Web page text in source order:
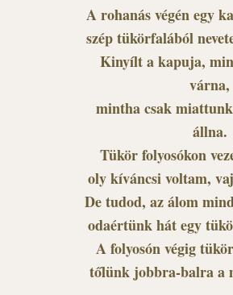
A rohanás végén egy
szép tükörfalából
Kinyílt a kapuja,
várna,
mintha csak
állna.
Tükör folyosókon
oly kíváncsi voltam,
De tudod, az álom
odaértünk hát egy
A folyosón végig
tőlünk jobbra-balra a